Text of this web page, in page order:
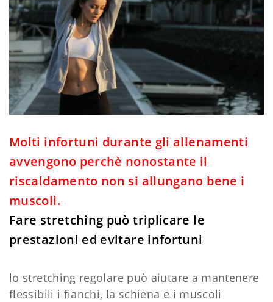
Molti infortuni durante gli allenamenti
avvengono perchè nonostante il
riscaldamento non si allungano bene i
muscoli.
Fare stretching può triplicare le
prestazioni ed evitare infortuni
lo stretching regolare può aiutare a mantenere
flessibili i fianchi, la schiena e i muscoli